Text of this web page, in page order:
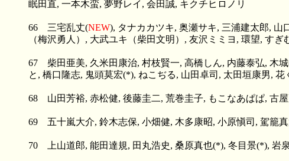
眠田直, 一本木蛮, 夢野レイ, 会田誠, キクチヒロノリ
66 三宅乱丈(NEW), タナカカツキ, 奥瀬サキ, 三浦建太郎, 山
（梅沢勇人）, 大武ユキ（柴田文明）, 友沢ミミヨ, 環望, すぎ
67 柴田亜美, 久米田康治, 村枝賢一, 高橋しん, 内藤泰弘, 木
と, 橋口隆志, 鬼頭莫宏(*), ねこぢる, 山田卓司, 太田垣康男, 花
68 山田芳裕, 赤松健, 後藤圭二, 荒巻圭子, もこなあぱぱ, 古
69 五十嵐大介, 鈴木志保, 小畑健, 木多康昭, 小原愼司, 駕籠
70 上山道郎, 能田達規, 田丸浩史, 桑原真也(*), 冬目景(*), 岩